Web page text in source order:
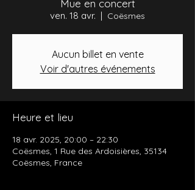
Mue en concert
ven. 18 avr.
  |
Coësmes
Aucun billet en vente
Voir d'autres événements
Heure et lieu
18 avr. 2025, 20:00 – 22:30
Coësmes, 1 Rue des Ardoisières, 35134
Coësmes, France